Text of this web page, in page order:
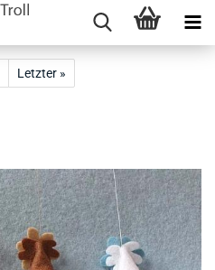
Letzter »